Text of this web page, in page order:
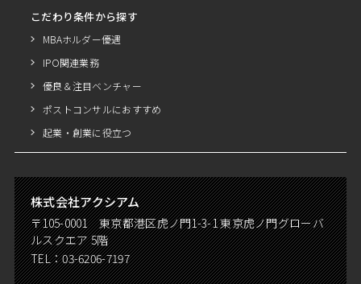
こだわり条件から探す
MBAホルダー優遇
IPO関連業務
優良＆注目ベンチャー
ポストコンサルにおすすめ
起業・創業に役立つ
株式会社アクシアム
〒105-0001 東京都港区虎ノ門1-3-1 東京虎ノ門グローバ
ルスクエア 5階
TEL：03-6206-7197